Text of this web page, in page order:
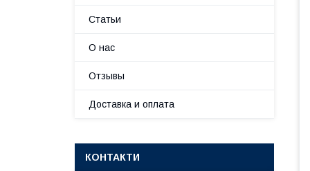
Статьи
О нас
Отзывы
Доставка и оплата
КОНТАКТИ